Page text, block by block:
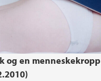
og en menneskekropp